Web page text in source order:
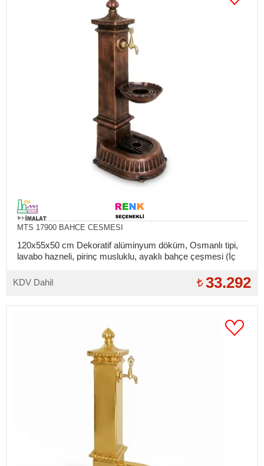
MTS 17900 BAHCE CESMESI
120x55x50 cm Dekoratif alüminyum döküm, Osmanlı tipi,
lavabo hazneli, pirinç musluklu, ayaklı bahçe çeşmesi (İç
KDV Dahil
33.292